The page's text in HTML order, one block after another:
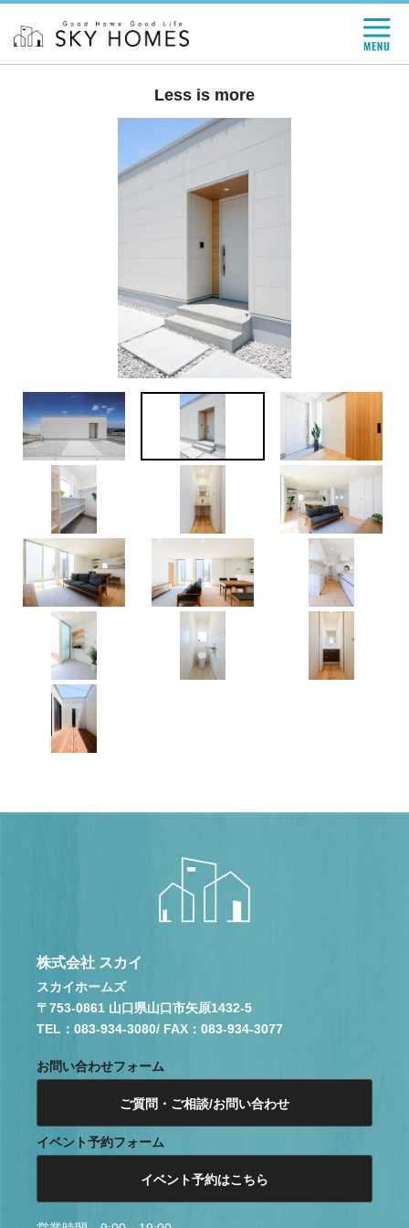
Less is more
株式会社 スカイ
スカイホームズ
〒753-0861 山口県山口市矢原1432-5
TEL：083-934-3080/ FAX：083-934-3077
お問い合わせフォーム
ご質問・ご相談/お問い合わせ
イベント予約フォーム
イベント予約はこちら